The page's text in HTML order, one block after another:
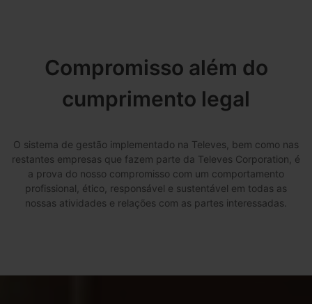
Compromisso além do
cumprimento legal
O sistema de gestão implementado na Televes, bem como nas
restantes empresas que fazem parte da Televes Corporation, é
a prova do nosso compromisso com um comportamento
profissional, ético, responsável e sustentável em todas as
nossas atividades e relações com as partes interessadas.